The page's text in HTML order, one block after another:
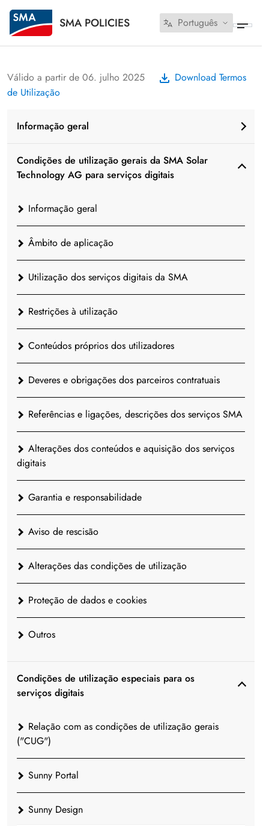
SMA POLICIES Português
Válido a partir de 06. julho 2025
Download Termos
de Utilização
Informação geral
Condições de utilização gerais da SMA Solar
Technology AG para serviços digitais
Informação geral
Âmbito de aplicação
Utilização dos serviços digitais da SMA
Restrições à utilização
Conteúdos próprios dos utilizadores
Deveres e obrigações dos parceiros contratuais
Referências e ligações, descrições dos serviços SMA
Alterações dos conteúdos e aquisição dos serviços
digitais
Garantia e responsabilidade
Aviso de rescisão
Alterações das condições de utilização
Proteção de dados e cookies
Outros
Condições de utilização especiais para os
serviços digitais
Relação com as condições de utilização gerais
("CUG")
Sunny Portal
Sunny Design